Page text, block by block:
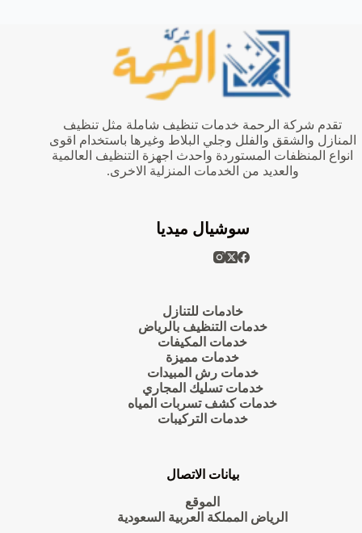
تقدم شركة الرحمة خدمات تنظيف شاملة مثل تنظيف
المنازل والشقق والفلل وجلي البلاط وغيرها باستخدام اقوى
انواع المنظفات المستوردة واحدث اجهزة التنظيف العالمية
والعديد من الخدمات المنزلية الاخرى.
سوشيال ميديا
خادمات للتنازل
خدمات التنظيف بالرياض
خدمات المكيفات
خدمات مميزة
خدمات رش المبيدات
خدمات تسليك المجاري
خدمات كشف تسربات المياه
خدمات التركيبات
بيانات الاتصال
الموقع
الرياض المملكة العربية السعودية